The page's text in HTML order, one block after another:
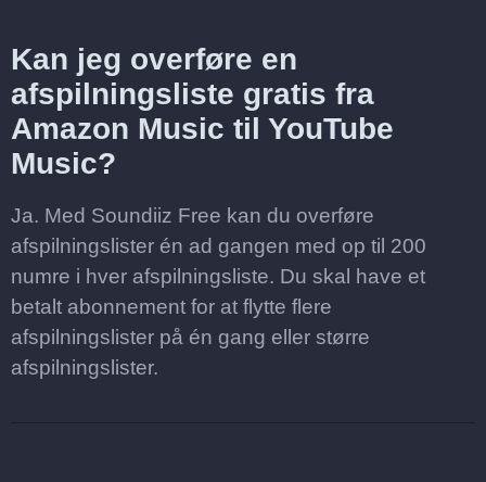
Kan jeg overføre en
afspilningsliste gratis fra
Amazon Music til YouTube
Music?
Ja. Med Soundiiz Free kan du overføre
afspilningslister én ad gangen med op til 200
numre i hver afspilningsliste. Du skal have et
betalt abonnement for at flytte flere
afspilningslister på én gang eller større
afspilningslister.